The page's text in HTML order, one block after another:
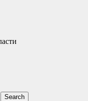
Search